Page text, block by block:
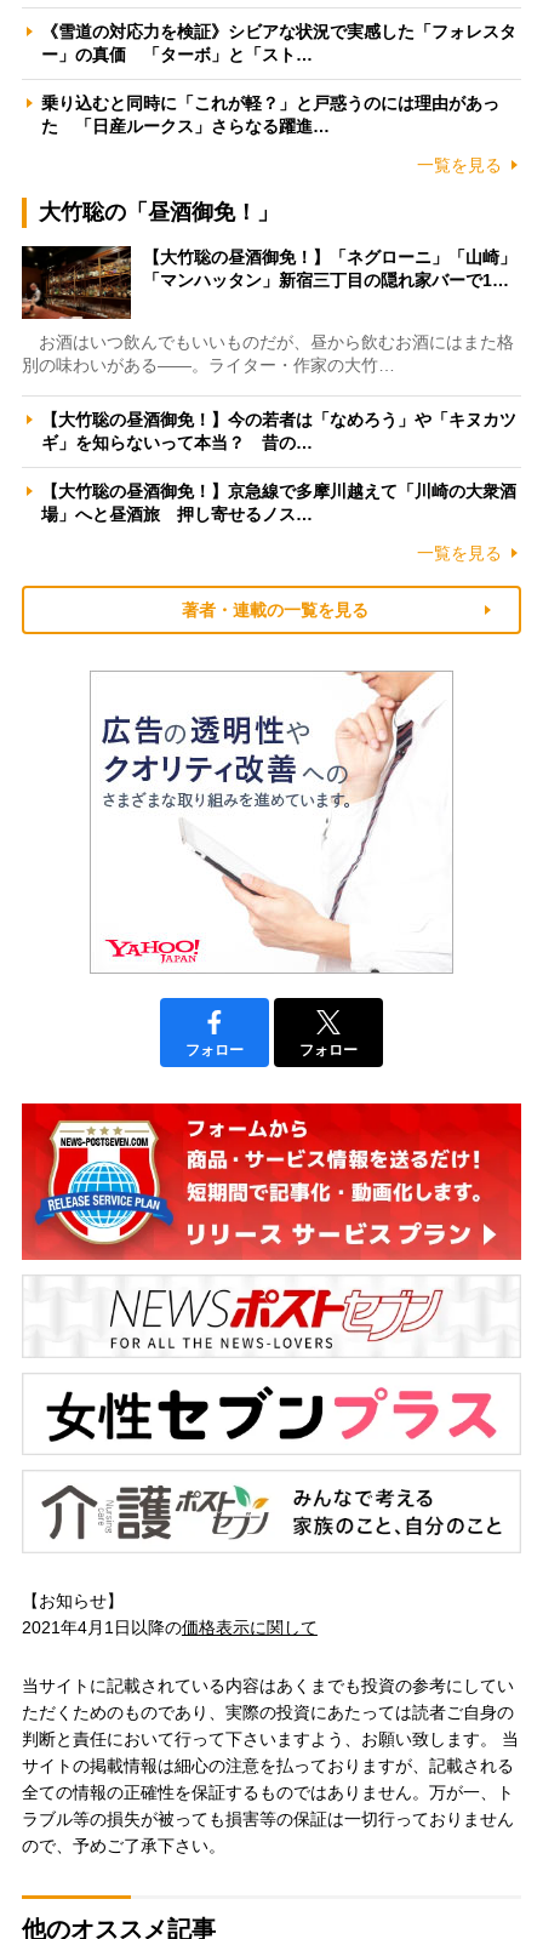
《雪道の対応力を検証》シビアな状況で実感した「フォレスタ
ー」の真価 「ターボ」と「スト…
乗り込むと同時に「これが軽？」と戸惑うのには理由があっ
た 「日産ルークス」さらなる躍進…
一覧を見る
大竹聡の「昼酒御免！」
【大竹聡の昼酒御免！】「ネグローニ」「山崎」
「マンハッタン」新宿三丁目の隠れ家バーで1…
お酒はいつ飲んでもいいものだが、昼から飲むお酒にはまた格
別の味わいがある――。ライター・作家の大竹…
【大竹聡の昼酒御免！】今の若者は「なめろう」や「キヌカツ
ギ」を知らないって本当？ 昔の…
【大竹聡の昼酒御免！】京急線で多摩川越えて「川崎の大衆酒
場」へと昼酒旅 押し寄せるノス…
一覧を見る
著者・連載の一覧を見る
フォロー フォロー
【お知らせ】
2021年4月1日以降の価格表示に関して
当サイトに記載されている内容はあくまでも投資の参考にしてい
ただくためのものであり、実際の投資にあたっては読者ご自身の
判断と責任において行って下さいますよう、お願い致します。 当
サイトの掲載情報は細心の注意を払っておりますが、記載される
全ての情報の正確性を保証するものではありません。万が一、ト
ラブル等の損失が被っても損害等の保証は一切行っておりません
ので、予めご了承下さい。
他のオススメ記事